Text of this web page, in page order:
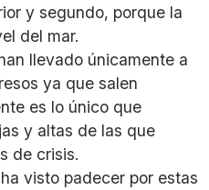
y segundo, porque la
del mar.
llevado únicamente a
ya que salen
es lo único que
y altas de las que
de crisis.
visto padecer por estas